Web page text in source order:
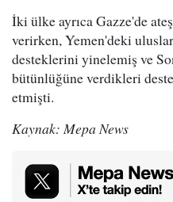
İki ülke ayrıca Gazze'de
verirken, Yemen'deki
desteklerini yinelemiş ve
bütünlüğüne verdikleri
etmişti.
Kaynak: Mepa News